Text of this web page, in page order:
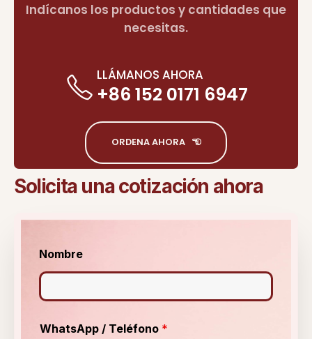
Indícanos los productos y cantidades que
necesitas.
LLÁMANOS AHORA
+86 152 0171 6947
ORDENA AHORA
Solicita una cotización ahora
o
n
u
t
Nombre
WhatsApp / Teléfono *